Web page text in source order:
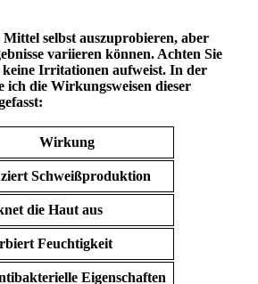
Mittel selbst auszuprobieren, aber
variieren ‍können. Achten Sie
Irritationen aufweist.​ In der
ich die⁣ Wirkungsweisen dieser
Wirkung
Schweißproduktion
die Haut aus
Feuchtigkeit
Eigenschaften